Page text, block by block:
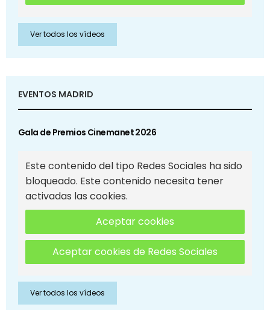
Ver todos los vídeos
EVENTOS MADRID
Gala de Premios Cinemanet 2026
Este contenido del tipo Redes Sociales ha sido
bloqueado. Este contenido necesita tener
activadas las cookies.
Aceptar cookies
Aceptar cookies de Redes Sociales
Ver todos los vídeos